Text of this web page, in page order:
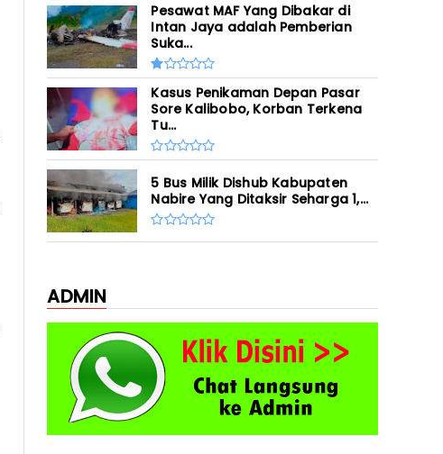
Pesawat MAF Yang Dibakar di
Intan Jaya adalah Pemberian
Suka...
Kasus Penikaman Depan Pasar
Sore Kalibobo, Korban Terkena
Tu...
5 Bus Milik Dishub Kabupaten
Nabire Yang Ditaksir Seharga 1,...
ADMIN